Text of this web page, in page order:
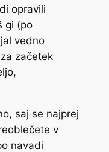
opravili
gi (po
vedno
začetek
saj se najprej
v
navadi